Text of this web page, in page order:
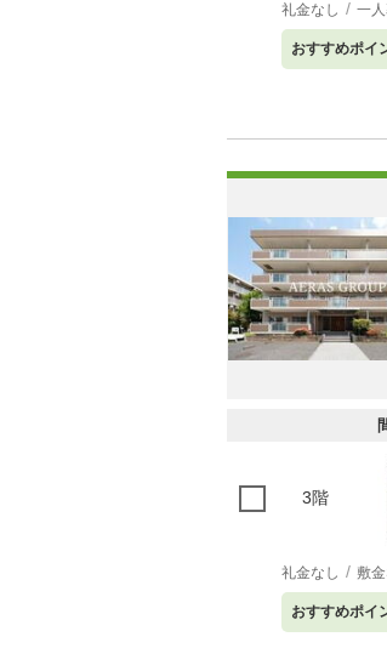
礼金なし 一
おすすめポイ
3階
礼金なし 敷
おすすめポイ